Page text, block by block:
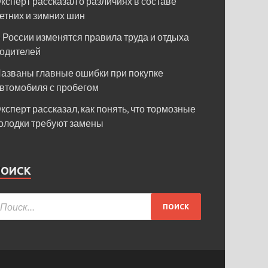
и зимних шин
России изменятся правила труда и отдыха
главные ошибки при покупке
с пробегом
рассказал, как понять, что тормозные
требуют замены